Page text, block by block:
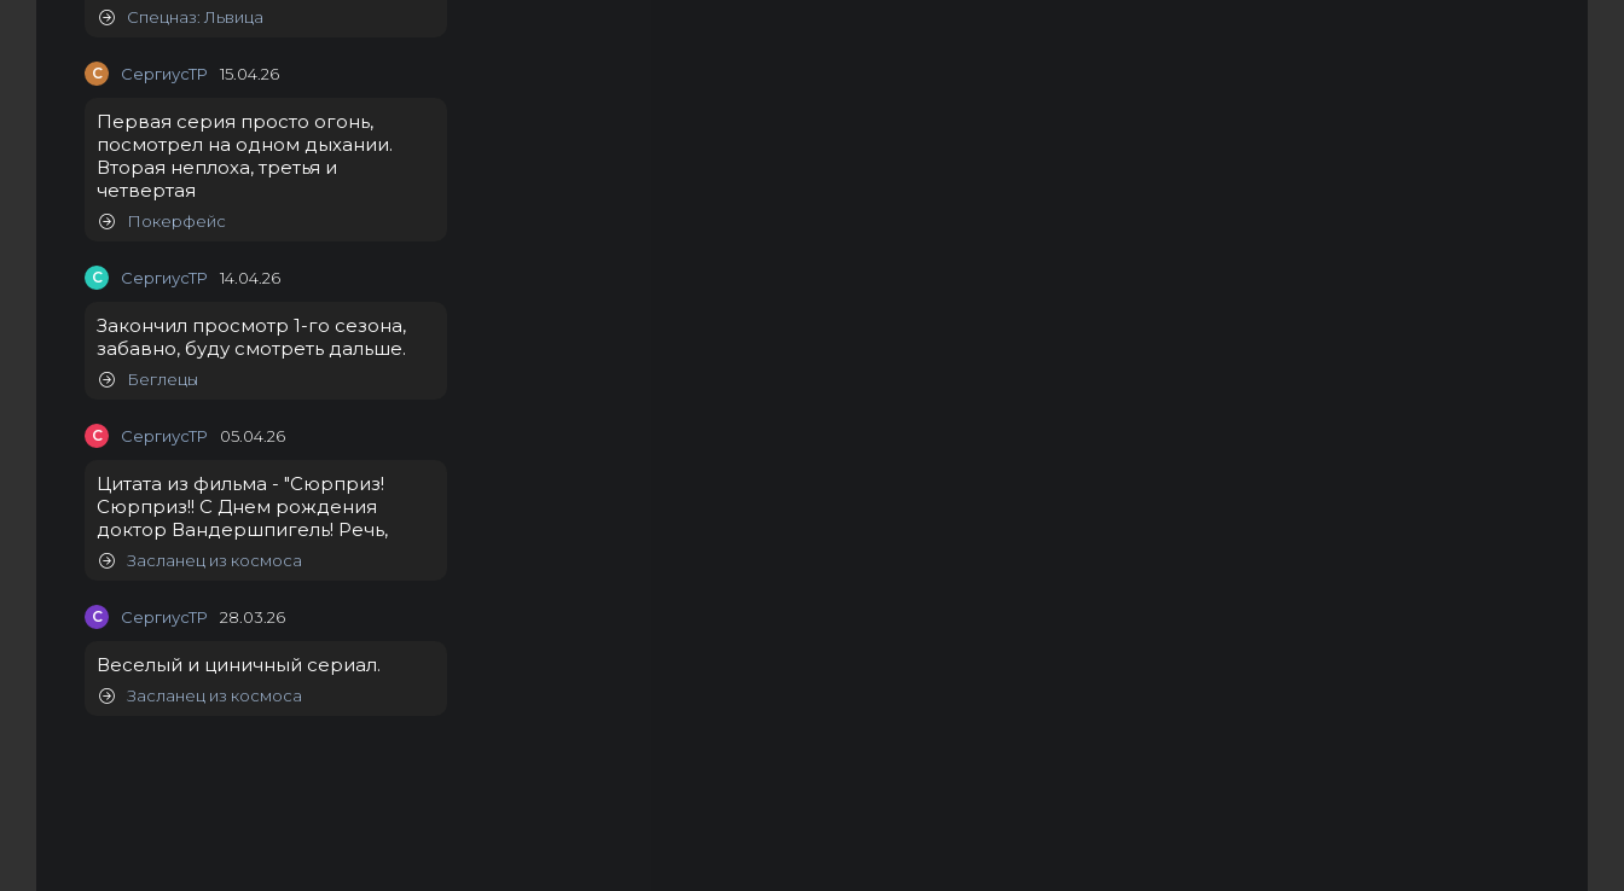
Спецназ: Львица
С СергиусТР 15.04.26
Первая серия просто огонь,
посмотрел на одном дыхании.
Вторая неплоха, третья и
четвертая
Покерфейс
С СергиусТР 14.04.26
Закончил просмотр 1-го сезона,
забавно, буду смотреть дальше.
Беглецы
С СергиусТР 05.04.26
Цитата из фильма - "Сюрприз!
Сюрприз!! С Днем рождения
доктор Вандершпигель! Речь,
Засланец из космоса
С СергиусТР 28.03.26
Веселый и циничный сериал.
Засланец из космоса